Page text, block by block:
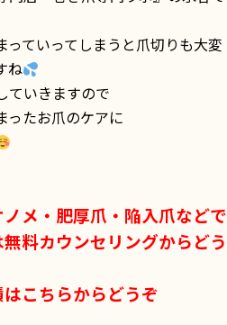
っていってしまうと爪切りも大変
ね
ていきますので
ったお爪のケアに
メ・肥厚爪・陥入爪などで
料カウンセリングからどう
こちらからどうぞ